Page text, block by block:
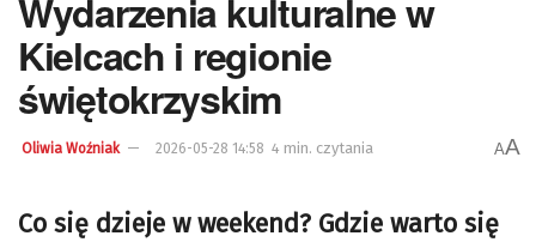
Wydarzenia kulturalne w
Kielcach i regionie
świętokrzyskim
Oliwia Woźniak 2026-05-28 14:58 4 min. czytania AA
Co się dzieje w weekend? Gdzie warto się